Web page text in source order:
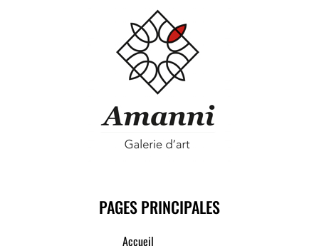
PAGES PRINCIPALES
Accueil